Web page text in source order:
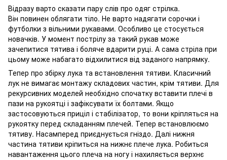
Відразу варто сказати пару слів про одяг стрілка.
Він повинен облягати тіло. Не варто надягати сорочки і
футболки з вільними рукавами. Особливо це стосується
новачків. У момент пострілу за такий рукав може
зачепитися тятива і боляче вдарити руці. А сама стріла при
цьому може набагато відхилитися від заданого напрямку.
Тепер про збірку лука та встановлення тятиви. Класичний
лук не вимагає монтажу складових частин, крім тятиви. Для
рекурсивних моделей необхідно спочатку вставити плечі в
пази на рукоятці і зафіксувати їх болтами. Якщо
застосовуються приціл і стабілізатор, то вони кріпляться на
рукоятку перед складанням плечей. Тепер встановлюємо
тятиву. Насамперед приєднується гніздо. Далі нижня
частина тятиви кріпиться на нижнє плече лука. Робиться
навантаження цього плеча на ногу і нахиляється верхнє